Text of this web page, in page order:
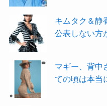
キムタク＆静
公表しない方
マギー、背中
ての頃は本当